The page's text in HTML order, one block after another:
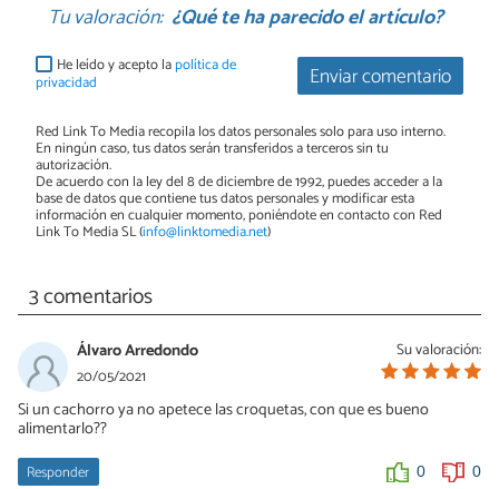
Tu valoración: ¿Qué te ha parecido el artículo?
Enviar comentario
He leído y acepto lapolítica de
privacidad
Red Link To Media recopila los datos personales solo para uso interno.
En ningún caso, tus datos serán transferidos a terceros sin tu
autorización.
De acuerdo con la ley del 8 de diciembre de 1992, puedes acceder a la
base de datos que contiene tus datos personales y modificar esta
información en cualquier momento, poniéndote en contacto con Red
Link To Media SL (info@linktomedia.net)
3 comentarios
Su valoración:
Álvaro Arredondo
20/05/2021
Si un cachorro ya no apetece las croquetas, con que es bueno
alimentarlo??
Responder 0 0